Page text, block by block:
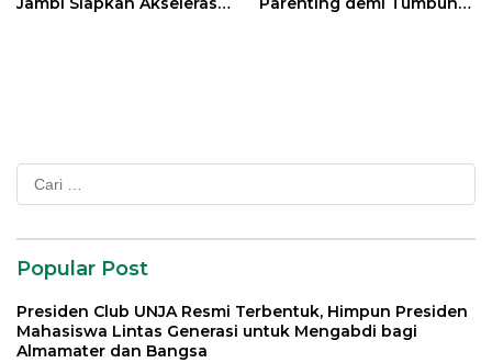
Cari
untuk:
Popular Post
Presiden Club UNJA Resmi Terbentuk, Himpun Presiden
Mahasiswa Lintas Generasi untuk Mengabdi bagi
Almamater dan Bangsa